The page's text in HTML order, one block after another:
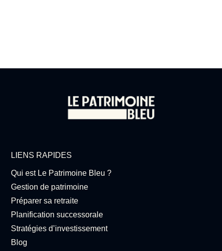
LIENS RAPIDES
Qui est Le Patrimoine Bleu ?
Gestion de patrimoine
Préparer sa retraite
Planification successorale
Stratégies d’investissement
Blog